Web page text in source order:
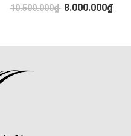
10.500.000₫ 8.000.000₫